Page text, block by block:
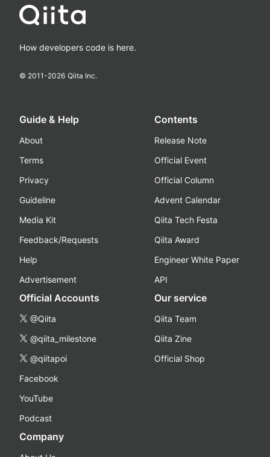
How developers code is here.
© 2011-2026 Qiita Inc.
Guide & Help
About
Terms
Privacy
Guideline
Media Kit
Feedback/Requests
Help
Advertisement
Contents
Release Note
Official Event
Official Column
Advent Calendar
Qiita Tech Festa
Qiita Award
Engineer White Paper
API
Official Accounts
@Qiita
@qiita_milestone
@qiitapoi
Facebook
YouTube
Podcast
Our service
Qiita Team
Qiita Zine
Official Shop
Company